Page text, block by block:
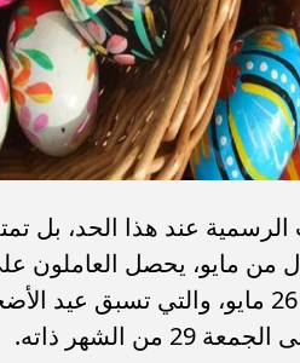
الرسمية عند هذا الحد، بل
من مايو، يحصل العاملون
عرفات يوم الثلاثاء 26 مايو،